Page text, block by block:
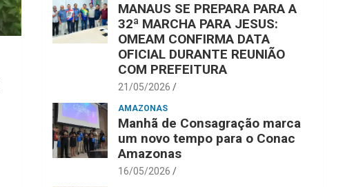
MANAUS SE PREPARA PARA A
32ª MARCHA PARA JESUS:
OMEAM CONFIRMA DATA
OFICIAL DURANTE REUNIÃO
COM PREFEITURA
21/05/2026
AMAZONAS
Manhã de Consagração marca
um novo tempo para o Conac
Amazonas
16/05/2026